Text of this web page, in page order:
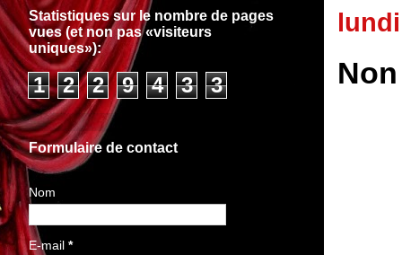
Statistiques sur le nombre de pages
vues (et non pas «visiteurs
uniques»):
1 2 2 9 4 3 3
Formulaire de contact
Nom
E-mail *